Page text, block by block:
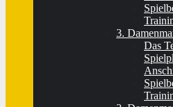
3.
Das